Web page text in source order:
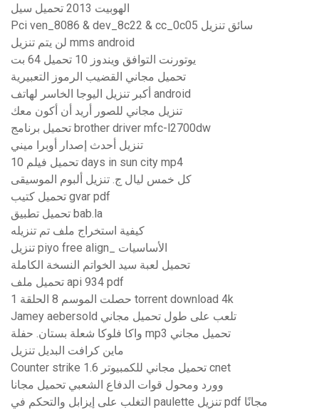
الهوبيت 2013 تحميل سيل
Pci ven_8086 & dev_8c22 & cc_0c05 سائق تنزيل
لن يتم تنزيل mms android
يوتورنت التوافق ويندوز 10 تحميل 64 بت
تحميل مجاني القضيب الرموز التعبيرية
أكبر تنزيل اليوجا الخاسر لهاتف android
تنزيل مجاني للصور أريد أن أكون معك
تحميل برنامج brother driver mfc-l2700dw
تنزيل أحدث إصدار أوبرا ميني
تحميل فيلم 10 days in sun city mp4
كل خمس ليال ج. تنزيل ألبوم الموسيقى
تحميل كتيب gvar pdf
تحميل تطبيق bab.la
كيفية استخراج ملف تم تنزيله
تنزيل piyo free align_ الأساسيات
تحميل لعبة سيد الخواتم النسخة الكاملة
تحميل ملف api 934 pdf
حصلت الموسم 8 الحلقة 1 torrent download 4k
Jamey aebersold تلعب على طول تحميل مجاني
واكا فلوكا شعلة بستان. حفلة mp3 تحميل مجاني
ماين كرافت البديل تنزيل
Counter strike 1.6 تحميل مجاني للكمبيوتر cnet
وورد ومحول قوات الدفاع الشعبي تحميل مجانا
التغلب على إيزابل والتحكم في paulette تنزيل pdf مجانًا